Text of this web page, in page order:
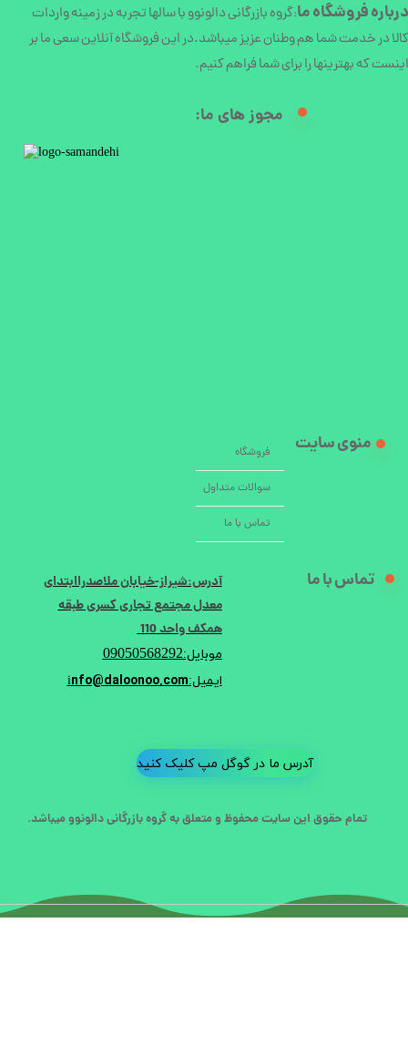
تمام حقوق این سایت محفوظ و متعلق به گروه بازرگانی دالونوو میباشد.
دربارهفروشگاه ما:گروه بازرگانی دالونوو با سالها تجربه در زمینه واردات
کالا در خدمت شما هم وطنان عزیز میباشد.در این فروشگاه آنلاین سعی ما بر
اینست که بهترینها را برای شما فراهم کنیم.
فروشگاه
سوالات متداول
تماس با ما
منوی سایت
تماس با ما
آدرس:شیراز-خیابان ملاصدراابتدای
معدل مجتمع تجاری کسری طبقه
همکف واحد 110
موبایل:09050568292
ایمیل:info@daloonoo.com
مجوز های ما:​
آدرس ما در گوگل مپ کلیک کنید